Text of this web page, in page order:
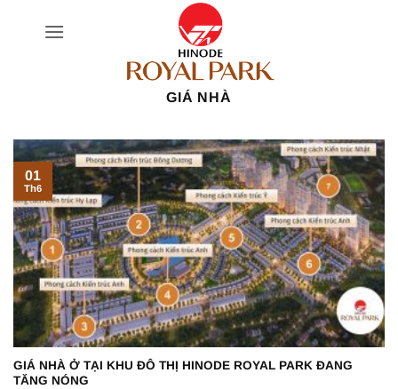
GIÁ NHÀ
GIÁ NHÀ Ở TẠI KHU ĐÔ THỊ HINODE ROYAL PARK ĐANG
TĂNG NÓNG
01
Th6